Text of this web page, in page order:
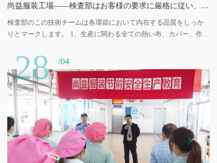
尚益服装工場――検査部はお客様の要求に厳格に従い、品質を安全に管理します
検査部のこの技術チームは各環節において内在する品質をしっか
りとマークします。 1、生産に関わる全ての熱い布、カバー、作業
内の環境は半月ごとに一度検査し、生産環境の安全を確保する。
3、私達は製品ごとに資格のある検査会社を選んでその検査を行い
ます。例えば、重金属含有量などの項目です。各段階で検査し
て、各段階で厳格に検査して、この元の一環で製品の安全、信頼
性を保証して、取引先の好評を得ます。 4、私達の検査部の対面の
補助材料の外観も同様に厳
28/04